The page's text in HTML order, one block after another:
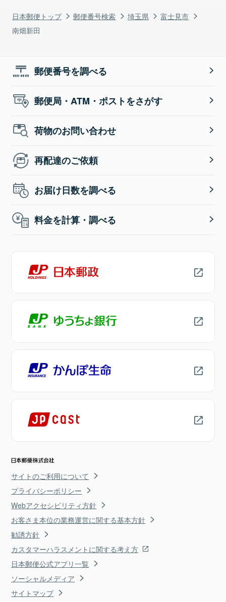
日本郵便トップ 郵便番号検索 埼玉県
富士見市
南畑新田
郵便番号を調べる
郵便局・ATM・ポストをさがす
荷物のお問い合わせ
再配達のご依頼
お届け日数を調べる
料金を計算・調べる
サイトのご利用について
プライバシーポリシー
Webアクセシビリティ方針
お客さま本位の業務運営に関する基本方針
勧誘方針
カスタマーハラスメントに関する考え方
日本郵便公式アプリ一覧
ソーシャルメディア
サイトマップ